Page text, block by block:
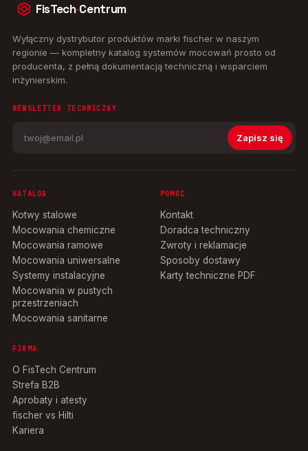
FisTech·Centrum
Wyłączny dystrybutor produktów marki fischer w naszym
regionie — kompletny katalog systemów mocowań prosto od
producenta, z pełną dokumentacją techniczną i wsparciem
inżynierskim.
NEWSLETTER TECHNICZNY
Zapisz się
KATALOG
Kotwy stalowe
Mocowania chemiczne
Mocowania ramowe
Mocowania uniwersalne
Systemy instalacyjne
Mocowania w pustych
przestrzeniach
Mocowania sanitarne
POMOC
Kontakt
Doradca techniczny
Zwroty i reklamacje
Sposoby dostawy
Karty techniczne PDF
FIRMA
O FisTech Centrum
Strefa B2B
Aprobaty i atesty
fischer vs Hilti
Kariera